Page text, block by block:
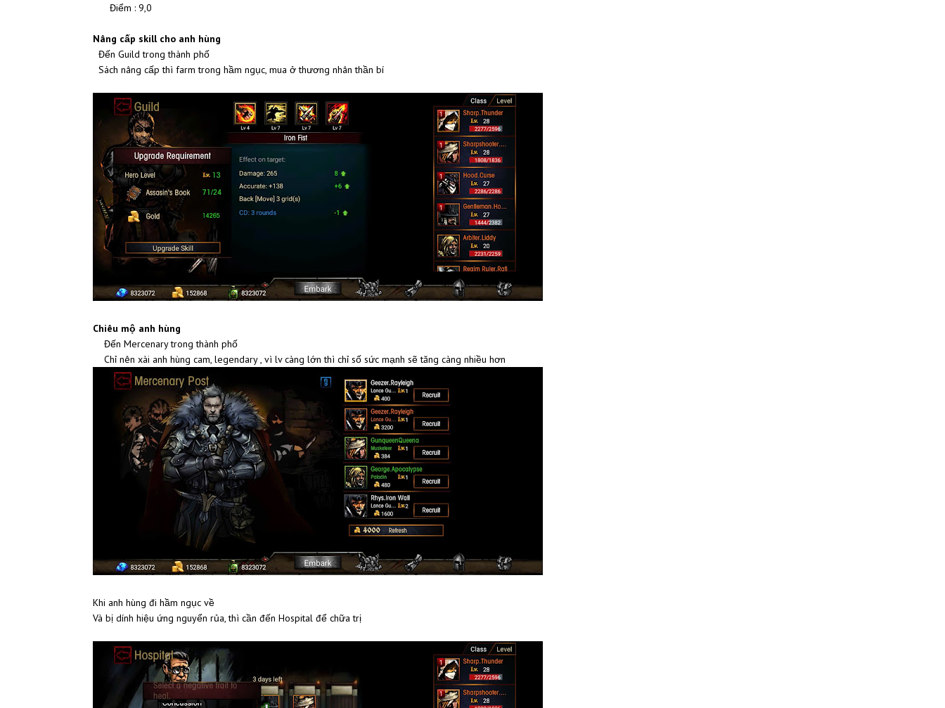
Điểm : 9,0
Nâng cấp skill cho anh hùng
Đến Guild trong thành phố
Sách nâng cấp thì farm trong hầm ngục, mua ở thương nhân thần bí
Chiêu mộ anh hùng
Đến Mercenary trong thành phố
Chỉ nên xài anh hùng cam, legendary , vì lv càng lớn thì chỉ số sức mạnh sẽ tăng càng nhiều hơn
Khi anh hùng đi hầm ngục về
Và bị dính hiệu ứng nguyển rủa, thì cần đến Hospital để chữa trị